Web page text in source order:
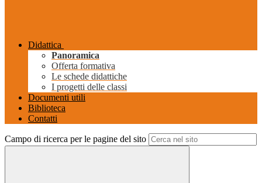
Didattica
Panoramica
Offerta formativa
Le schede didattiche
I progetti delle classi
Documenti utili
Biblioteca
Contatti
Campo di ricerca per le pagine del sito